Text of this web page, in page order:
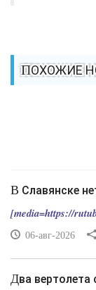
ПОХОЖИЕ
В Славянске
[media=https://
06-авг-2026
Два